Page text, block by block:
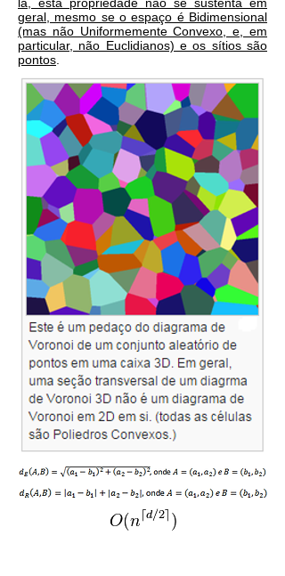
geral, mesmo se o espaço é Bidimensional
(mas não Uniformemente Convexo, e, em
particular, não Euclidianos) e os sítios são
pontos